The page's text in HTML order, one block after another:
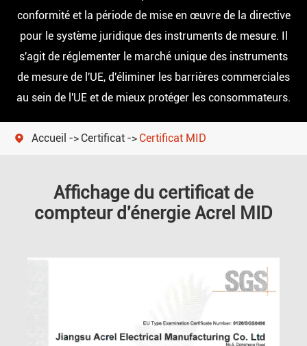
conformité et la période de mise en œuvre de la directive
pour le système juridique des instruments de mesure. Il
s'agit de réglementer le marché unique des instruments
de mesure de l'UE, d'éliminer les barrières commerciales
au sein de l'UE et de mieux protéger les consommateurs.
 Accueil Certificat Certificat MID
Affichage du certificat de
compteur d'énergie Acrel MID